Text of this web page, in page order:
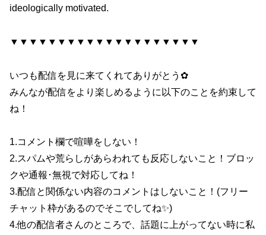
ideologically motivated.
▼▼▼▼▼▼▼▼▼▼▼▼▼▼▼▼▼▼▼▼
いつも配信を見に来てくれてありがとう✿
みんなが配信をより楽しめるように以下のことを約束して
ね！
1.コメント欄で喧嘩をしない！
2.スパムや荒らしがあらわれても反応しないこと！ブロッ
クや通報･無視で対応してね！
3.配信と関係ない内容のコメントはしないこと！(フリー
チャット枠があるのでそこでしてね✨)
4.他の配信者さんのところで、話題に上がってない時に私